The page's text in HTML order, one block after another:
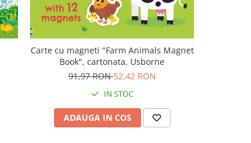
Carte cu magneti "Farm Animals Magnet
Book", cartonata, Usborne
91,97 RON52,42 RON
IN STOC
ADAUGA IN COS